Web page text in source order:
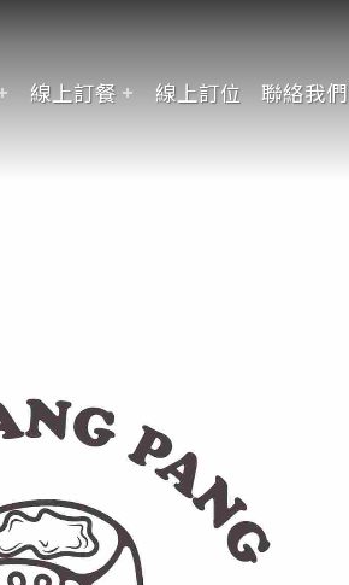
線上訂餐 線上訂位 聯絡我們